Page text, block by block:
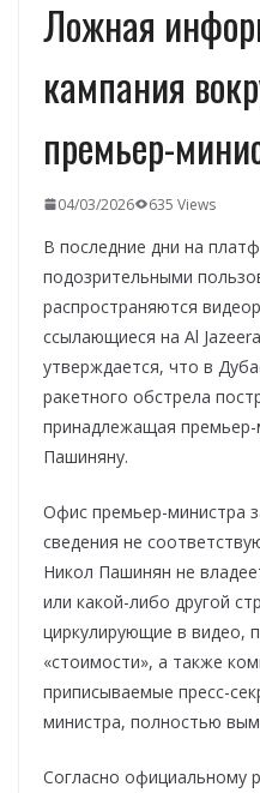
Ложная
кампания
премьер-
04/03/2026 635 Views
В последние дни на
подозрительными
распространяются
ссылающиеся на Al
утверждается, что в
ракетного обстрела
принадлежащая
Пашиняну.
Офис премьер-министра
сведения не
Никол Пашинян не
или какой-либо другой
циркулирующие в видео,
«стоимости», а также
приписываемые пресс-
министра, полностью
Согласно официальному